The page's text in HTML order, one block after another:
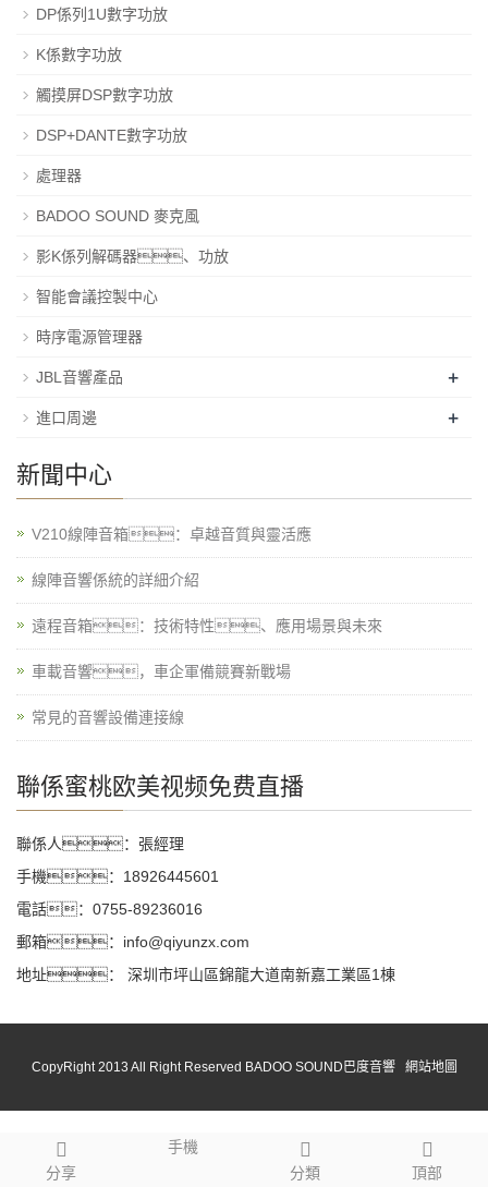
DP係列1U數字功放
K係數字功放
觸摸屏DSP數字功放
DSP+DANTE數字功放
處理器
BADOO SOUND 麥克風
影K係列解碼器、功放
智能會議控製中心
時序電源管理器
JBL音響產品 +
進口周邊 +
新聞中心
V210線陣音箱：卓越音質與靈活應
線陣音響係統的詳細介紹
遠程音箱：技術特性、應用場景與未來
車載音響，車企軍備競賽新戰場
常見的音響設備連接線
聯係蜜桃欧美视频免费直播
聯係人：張經理
手機：18926445601
電話：0755-89236016
郵箱：info@qiyunzx.com
地址： 深圳市坪山區錦龍大道南新嘉工業區1棟
分享
手機
分類
頂部
CopyRight 2013 All Right Reserved BADOO SOUND巴度音響 網站地圖
網站地圖